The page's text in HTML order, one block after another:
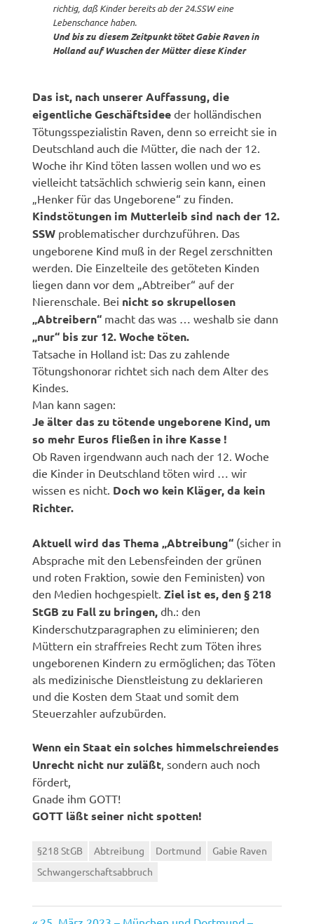
richtig, daß Kinder bereits ab der 24.SSW eine
Lebenschance haben.
Und bis zu diesem Zeitpunkt tötet Gabie Raven in
Holland auf Wuschen der Mütter diese Kinder
Das ist, nach unserer Auffassung, die
eigentliche Geschäftsideeder holländischen
Tötungsspezialistin Raven, denn so erreicht sie in
Deutschland auch die Mütter, die nach der 12.
Woche ihr Kind töten lassen wollen und wo es
vielleicht tatsächlich schwierig sein kann, einen
„Henker für das Ungeborene“ zu finden.
Kindstötungen im Mutterleib sind nach der 12.
SSW problematischer durchzuführen. Das
ungeborene Kind muß in der Regel zerschnitten
werden. Die Einzelteile des getöteten Kinden
liegen dann vor dem „Abtreiber“ auf der
Nierenschale. Bei nicht so skrupellosen
„Abtreibern“ macht das was … weshalb sie dann
„nur“ bis zur 12. Woche töten.
Tatsache in Holland ist: Das zu zahlende
Tötungshonorar richtet sich nach dem Alter des
Kindes.
Man kann sagen:
Je älter das zu tötende ungeborene Kind, um
so mehr Euros fließen in ihre Kasse !
Ob Raven irgendwann auch nach der 12. Woche
die Kinder in Deutschland töten wird … wir
wissen es nicht. Doch wo kein Kläger, da kein
Richter.
Aktuell wird das Thema „Abtreibung“ (sicher in
Absprache mit den Lebensfeinden der grünen
und roten Fraktion, sowie den Feministen) von
den Medien hochgespielt.Ziel ist es, den § 218
StGB zu Fall zu bringen,dh.: den
Kinderschutzparagraphen zu eliminieren; den
Müttern ein straffreies Recht zum Töten ihres
ungeborenen Kindern zu ermöglichen; das Töten
als medizinische Dienstleistung zu deklarieren
und die Kosten dem Staat und somit dem
Steuerzahler aufzubürden.
Wenn ein Staat ein solches himmelschreiendes
Unrecht nicht nur zuläßt, sondern auch noch
fördert,
Gnade ihm GOTT!
GOTT läßt seiner nicht spotten!
§218 StGB Abtreibung Dortmund
Gabie Raven
Schwangerschaftsabbruch
Vorheriger